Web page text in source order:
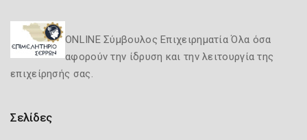
ONLINE Σύμβουλος Επιχειρηματία Όλα όσα
αφορούν την ίδρυση και την λειτουργία της
επιχείρησής σας.
Σελίδες